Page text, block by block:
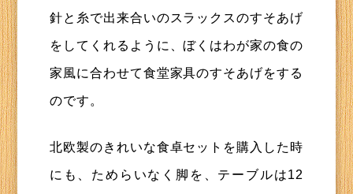
針と糸で出来合いのスラックスのすそあげ
をしてくれるように、ぼくはわが家の食の
家風に合わせて食堂家具のすそあげをする
のです。
北欧製のきれいな食卓セットを購入した時
にも、ためらいなく脚を、テーブルは12